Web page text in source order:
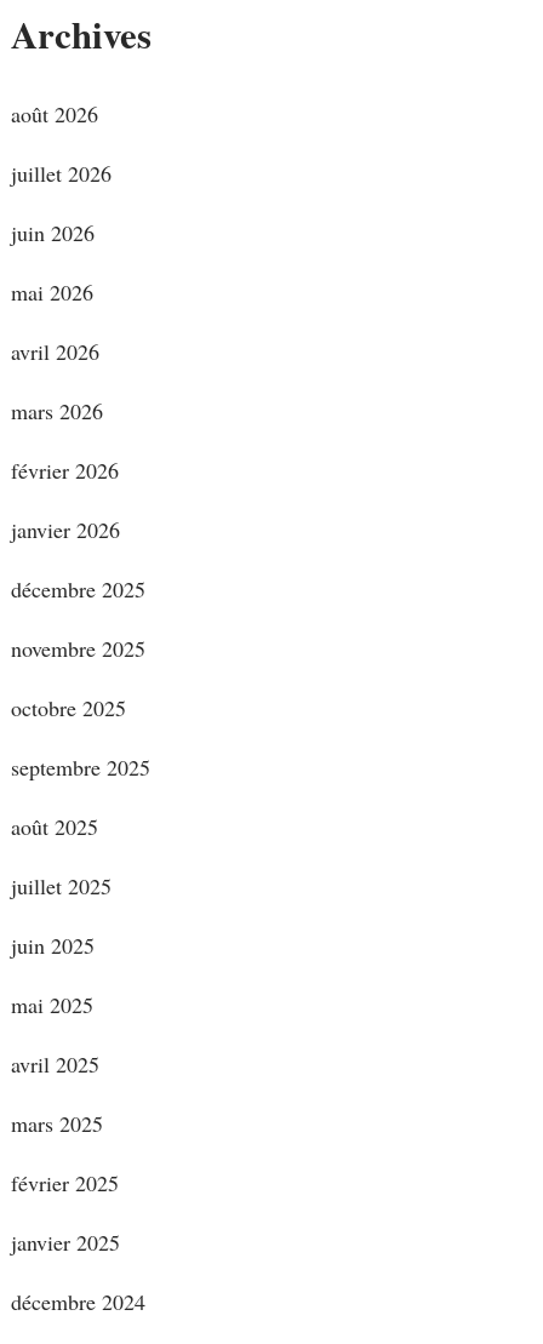
Archives
août 2026
juillet 2026
juin 2026
mai 2026
avril 2026
mars 2026
février 2026
janvier 2026
décembre 2025
novembre 2025
octobre 2025
septembre 2025
août 2025
juillet 2025
juin 2025
mai 2025
avril 2025
mars 2025
février 2025
janvier 2025
décembre 2024